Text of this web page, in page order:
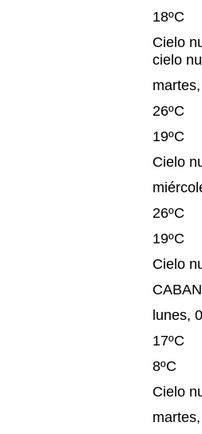
18ºC
Cielo
cielo
26ºC
19ºC
Cielo
26ºC
19ºC
Cielo
lunes,
17ºC
8ºC
Cielo